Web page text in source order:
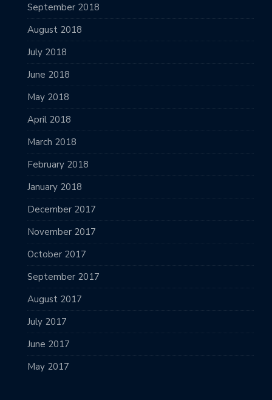
September 2018
August 2018
July 2018
June 2018
May 2018
April 2018
March 2018
February 2018
January 2018
December 2017
November 2017
October 2017
September 2017
August 2017
July 2017
June 2017
May 2017